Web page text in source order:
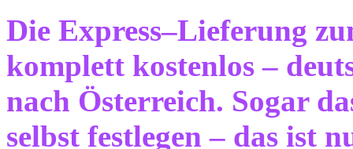
Die Express–Lieferung
komplett kostenlos –
nach Österreich. Sogar
selbst festlegen – das ist